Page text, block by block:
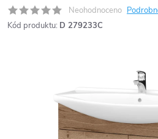
Neohodnoceno
Kód produktu: D 279233C